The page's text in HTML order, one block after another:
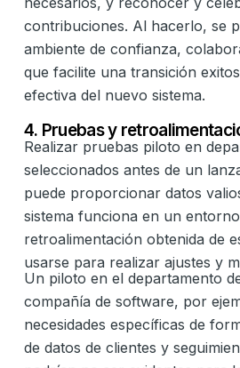
contribuciones. Al hacerlo, se
ambiente de confianza,
que facilite una transición
efectiva del nuevo sistema.
4. Pruebas y
Realizar pruebas piloto en
seleccionados antes de un
puede proporcionar datos
sistema funciona en un
retroalimentación obtenida de
usarse para realizar ajustes y
Un piloto en el departamento
compañía de software, por
necesidades específicas de
de datos de clientes y